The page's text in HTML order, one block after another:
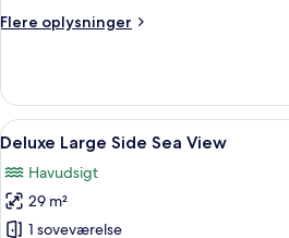
Flere oplysninger
Flere
Large
Land
Side
Indlæs
alle
billeder
af
Deluxe
Et
5
Deluxe Large Side Sea View
Havudsigt
29 m²
1 soveværelse